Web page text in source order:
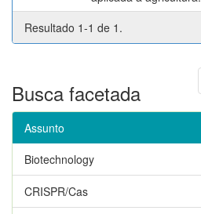
Resultado 1-1 de 1.
Busca facetada
Assunto
Biotechnology
CRISPR/Cas